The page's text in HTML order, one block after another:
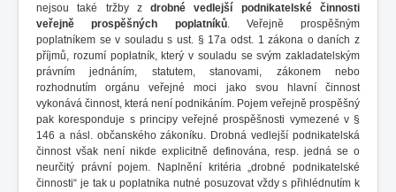
nejsou také tržby zdrobné vedlejší podnikatelské činnosti
veřejně prospěšných poplatníků. Veřejně prospěšným
poplatníkem se v souladu s ust. § 17a odst. 1 zákona o daních z
příjmů, rozumí poplatník, který v souladu se svým zakladatelským
právním jednáním, statutem, stanovami, zákonem nebo
rozhodnutím orgánu veřejné moci jako svou hlavní činnost
vykonává činnost, která není podnikáním. Pojem veřejně prospěšný
pak koresponduje s principy veřejné prospěšnosti vymezené v §
146 a násl. občanského zákoníku. Drobná vedlejší podnikatelská
činnost však není nikde explicitně definována, resp. jedná se o
neurčitý právní pojem. Naplnění kritéria „drobné podnikatelské
činnosti“ je tak u poplatníka nutné posuzovat vždy s přihlédnutím k